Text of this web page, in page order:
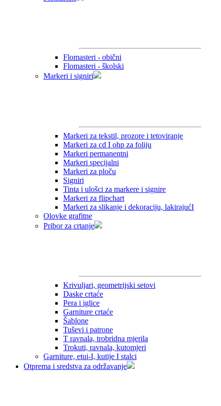
Flomasteri - obični
Flomasteri - školski
Markeri i signiri
Markeri za tekstil, prozore i tetoviranje
Markeri za cd I ohp za foliju
Markeri permanentni
Markeri specijalni
Markeri za ploču
Signiri
Tinta i ulošci za markere i signire
Markeri za flipchart
Markeri za slikanje i dekoraciju, lakirajućI
Olovke grafitne
Pribor za crtanje
Krivuljari, geometrijski setovi
Daske crtaće
Pera i iglice
Garniture crtaće
Šablone
Tuševi i patrone
T ravnala, trobridna mjerila
Trokuti, ravnala, kutomjeri
Garniture, etui-I, kutije I stalci
Otprema i sredstva za održavanje